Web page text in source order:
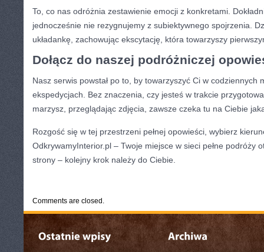
To, co nas odróżnia zestawienie emocji z konkretami.
jednocześnie nie rezygnujemy z subiektywnego spojrzenia.
układankę, zachowując ekscytację, która towarzyszy
Dołącz do naszej podróżniczej
Nasz serwis powstał po to, by towarzyszyć Ci w codziennych
ekspedycjach. Bez znaczenia, czy jesteś w trakcie
marzysz, przeglądając zdjęcia, zawsze czeka tu na Ciebie
Rozgość się w tej przestrzeni pełnej opowieści, wybierz
OdkrywamyInterior.pl – Twoje miejsce w sieci pełne podróży
strony – kolejny krok należy do Ciebie.
Comments are closed.